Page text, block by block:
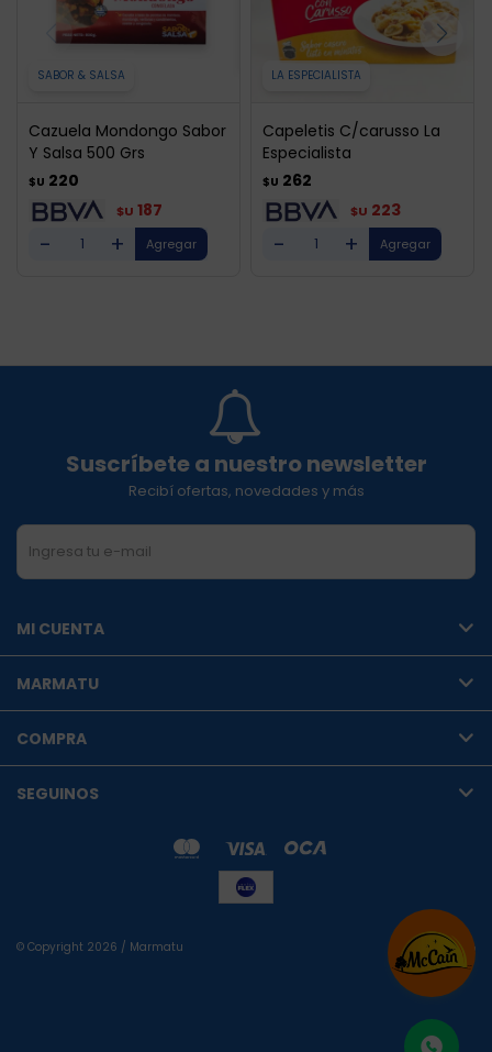
SABOR & SALSA
Cazuela Mondongo Sabor
Y Salsa 500 Grs
$U 220
$U 187
- +
LA ESPECIALISTA
Capeletis C/carusso La
Especialista
$U 262
$U 223
- +
Suscríbete a nuestro newsletter
Recibí ofertas, novedades y más
MI CUENTA
MARMATU
COMPRA
SEGUINOS
© Copyright 2026 / Marmatu